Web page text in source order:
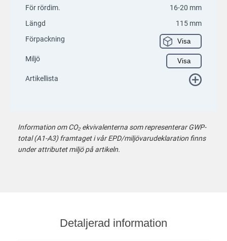
För rördim.
16-20 mm
Längd
115 mm
Förpackning
Visa
Miljö Visa
Artikellista
Information om CO₂ ekvivalenterna som representerar GWP-
total (A1-A3) framtaget i vår EPD/miljövarudeklaration finns
under attributet miljö på artikeln.
Detaljerad information